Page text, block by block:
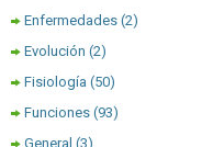
Enfermedades (2)
Evolución (2)
Fisiología (50)
Funciones (93)
General (3)